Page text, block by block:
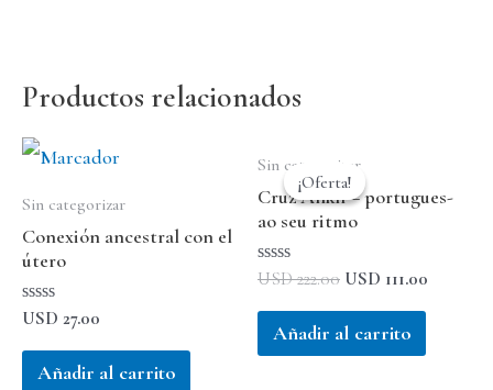
Productos relacionados
Sin categorizar
Conexión ancestral con el
útero
Valorado
0
USD 27.00
Añadir al carrito
¡Oferta!
¡Oferta!
Sin categorizar
Cruz Ankh – portugues-
ao seu ritmo
Valorado
0
USD222.00 USD 111.00
Añadir al carrito